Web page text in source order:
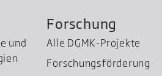
und
Forschung
Alle DGMK-Projekte
Forschungsförderung